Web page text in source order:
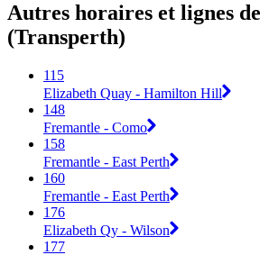
Autres horaires et lignes
(Transperth)
115
Elizabeth Quay - Hamilton Hill
148
Fremantle - Como
158
Fremantle - East Perth
160
Fremantle - East Perth
176
Elizabeth Qy - Wilson
177